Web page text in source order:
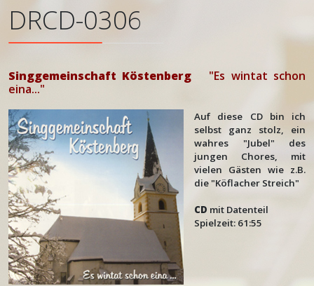
DRCD-0306
Singgemeinschaft Köstenberg "Es wintat schon
eina..."
Auf diese CD bin ich
selbst ganz stolz, ein
wahres "Jubel" des
jungen Chores, mit
vielen Gästen wie z.B.
die "Köflacher Streich"
CD mit Datenteil
Spielzeit: 61:55